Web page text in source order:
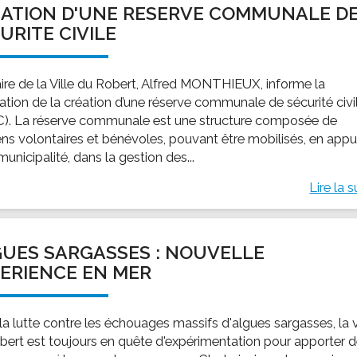
EMPLOI
Offres d'emploi
Le Centre Communal d'Action Social
Les aides sociales
Logement
Antenne Municipale de Développement et de
locale
et le lycée
scolaire
maternelles et primaire
de loisirs - ALSH
LE SERVICE CULTUREL
Guide des
D'UNE RESERVE COMMUNALE
CIVILE
de la Ville du Robert, Alfred MONTHIEUX, informe la
de la création d’une réserve communale de sécurité
La réserve communale est une structure composée de
volontaires et bénévoles, pouvant être mobilisés, en
dans la gestion des...
Lire la
SARGASSES : NOUVELLE
EN MER
lutte contre les échouages massifs d'algues sargasses, la
est toujours en quête d'expérimentation pour apporter